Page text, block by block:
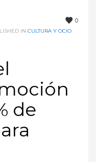
0
IN CULTURA Y OCIO
de